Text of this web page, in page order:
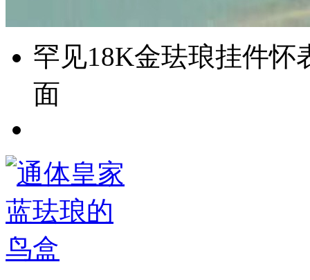
罕见18K金珐琅挂件怀
面